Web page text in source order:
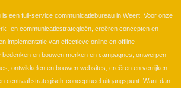
een full-service communicatiebureau in Weert. Voor onze
en communicatiestrategieën, creëren concepten en
implementatie van effectieve online en offline
bedenken en bouwen merken en campagnes, ontwerpen
ontwikkelen en bouwen websites, creëren en verrijken
centraal strategisch-conceptueel uitgangspunt. Want dan